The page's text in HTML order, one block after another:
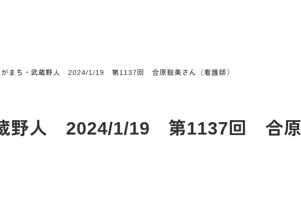
がまち・武蔵野人 2024/1/19 第1137回 合原聡美さん（看護師）
野人 2024/1/19 第1137回 合原